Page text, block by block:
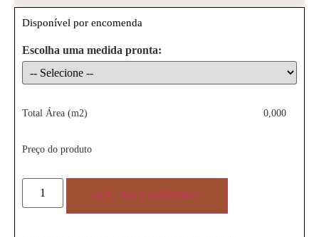
Disponível por encomenda
Escolha uma medida pronta:
Total Área (m2) 0,000
Preço do produto
ADC AO CARRINHO